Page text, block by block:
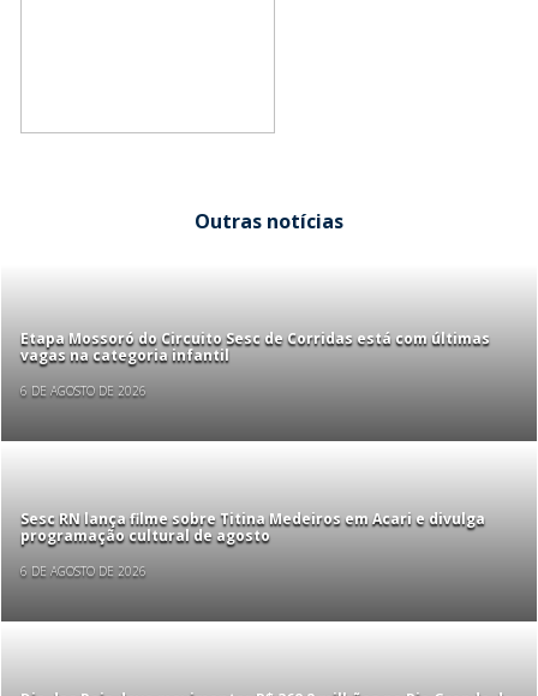
Outras notícias
Etapa Mossoró do Circuito Sesc de Corridas está com últimas
vagas na categoria infantil
6 DE AGOSTO DE 2026
Sesc RN lança filme sobre Titina Medeiros em Acari e divulga
programação cultural de agosto
6 DE AGOSTO DE 2026